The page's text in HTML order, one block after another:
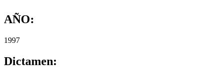
AÑO:
1997
Dictamen: